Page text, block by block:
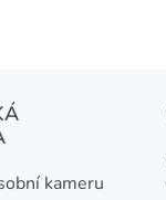
kameru